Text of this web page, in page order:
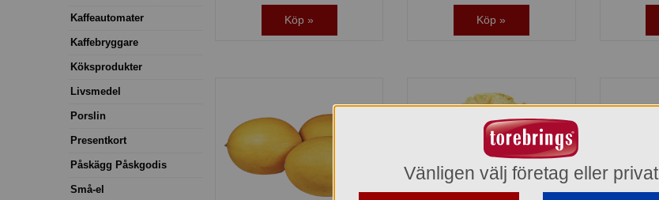
Kaffeautomater
Kaffebryggare
Köksprodukter
Livsmedel
Porslin
Presentkort
Påskägg Påskgodis
Små-el
Köp » Köp »
Vänligen välj företag eller privat